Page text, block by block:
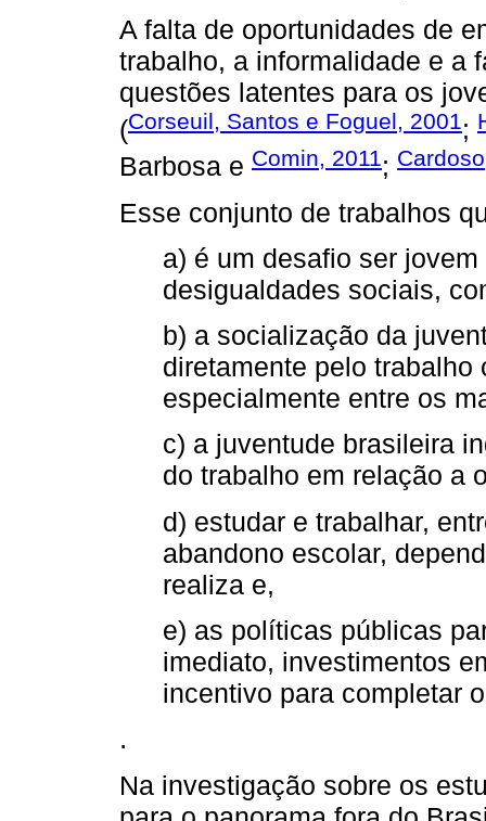
A falta de oportunidades de
trabalho, a informalidade e a
questões latentes para os
(Corseuil, Santos e Foguel, 2001;
Barbosa e Comin, 2011;
Esse conjunto de trabalhos
a) é um desafio ser
desigualdades sociais,
b) a socialização da
diretamente pelo
especialmente entre os
c) a juventude brasileira
do trabalho em relação a
d) estudar e trabalhar,
abandono escolar,
realiza e,
e) as políticas públicas
imediato, investimentos
incentivo para completar
.
Na investigação sobre os